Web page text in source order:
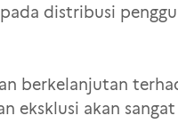
distribusi
berkelanjutan
eksklusi akan